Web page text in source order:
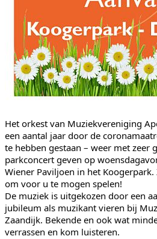
Het orkest van Muziekvereniging
een aantal jaar door de
te hebben gestaan – weer met zeer
parkconcert geven op
Wiener Paviljoen in het
om voor u te mogen spelen!
De muziek is uitgekozen door een
jubileum als muzikant vieren bij
Zaandijk. Bekende en ook wat
verrassen en kom luisteren.